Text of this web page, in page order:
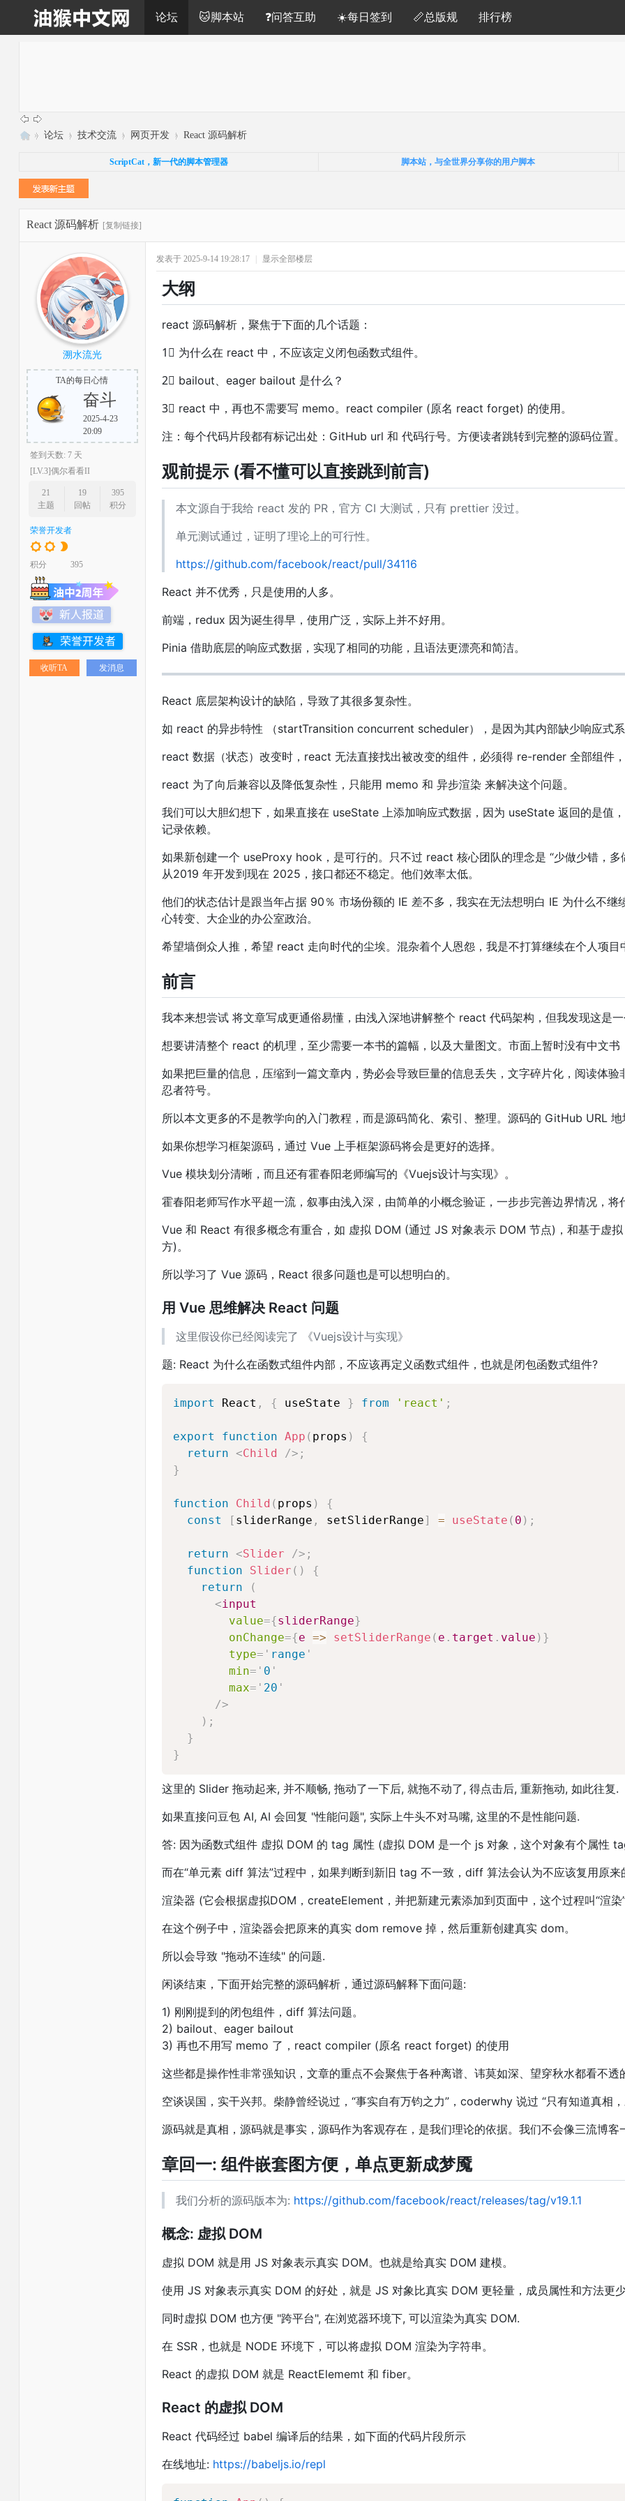
论坛 🐱脚本站 ❓问答互助 ☀️每日签到 📏总版规 排行榜
中
» 论坛 › 技术交流 › 网页开发 › React 源码解析
ScriptCat，新一代的脚本管理器 脚本站，与全世界分享你的用户脚本
React 源码解析 [复制链接]
溯水流光
TA的每日心情
奋斗
2025-4-23
20:09
签到天数: 7 天
[LV.3]偶尔看看II
21
主题
19
回帖
395
积分
荣誉开发者
积分 395
收听TA 发消息
发表于 2025-9-14 19:28:17 显示全部楼层
大纲
react 源码解析，聚焦于下面的几个话题：
1⃣️ 为什么在 react 中，不应该定义闭包函数式组件。
2⃣️ bailout、eager bailout 是什么？
3⃣️ react 中，再也不需要写 memo。react compiler (原名 react forget) 的使用。
注：每个代码片段都有标记出处：GitHub url 和 代码行号。方便读者跳转到完整的源码位置。
观前提示 (看不懂可以直接跳到前言)
本文源自于我给 react 发的 PR，官方 CI 大测试，只有 prettier 没过。
单元测试通过，证明了理论上的可行性。
https://github.com/facebook/react/pull/34116
React 并不优秀，只是使用的人多。
前端，redux 因为诞生得早，使用广泛，实际上并不好用。
Pinia 借助底层的响应式数据，实现了相同的功能，且语法更漂亮和简洁。
React 底层架构设计的缺陷，导致了其很多复杂性。
如 react 的异步特性 （startTransition concurrent scheduler），是因为其内部缺少响应式
react 数据（状态）改变时，react 无法直接找出被改变的组件，必须得 re-render 全部组件
react 为了向后兼容以及降低复杂性，只能用 memo 和 异步渲染 来解决这个问题。
我们可以大胆幻想下，如果直接在 useState 上添加响应式数据，因为 useState 返回的是
记录依赖。
如果新创建一个 useProxy hook，是可行的。只不过 react 核心团队的理念是 “少做少错，
从2019 年开发到现在 2025，接口都还不稳定。他们效率太低。
他们的状态估计是跟当年占据 90％ 市场份额的 IE 差不多，我实在无法想明白 IE 为什么不
心转变、大企业的办公室政治。
希望墙倒众人推，希望 react 走向时代的尘埃。混杂着个人恩怨，我是不打算继续在个人项
前言
我本来想尝试 将文章写成更通俗易懂，由浅入深地讲解整个 react 代码架构，但我发现这是
想要讲清整个 react 的机理，至少需要一本书的篇幅，以及大量图文。市面上暂时没有中文书
如果把巨量的信息，压缩到一篇文章内，势必会导致巨量的信息丢失，文字碎片化，阅读体
忍者符号。
所以本文更多的不是教学向的入门教程，而是源码简化、索引、整理。源码的 GitHub URL
如果你想学习框架源码，通过 Vue 上手框架源码将会是更好的选择。
Vue 模块划分清晰，而且还有霍春阳老师编写的《Vuejs设计与实现》。
霍春阳老师写作水平超一流，叙事由浅入深，由简单的小概念验证，一步步完善边界情况，将
Vue 和 React 有很多概念有重合，如 虚拟 DOM (通过 JS 对象表示 DOM 节点)，和基于虚
方)。
所以学习了 Vue 源码，React 很多问题也是可以想明白的。
用 Vue 思维解决 React 问题
这里假设你已经阅读完了 《Vuejs设计与实现》
题: React 为什么在函数式组件内部，不应该再定义函数式组件，也就是闭包函数式组件?
import React , { useState } from 'react' ;
export function App ( props )
{
return
<Child /> ;
}
function Child ( props )
{
const
[ sliderRange , setSliderRange] = useState ( 0 ) ;
return <Slider /> ;
function
Slider ( )
{
return
(
<input
value={sliderRange}
onChange={e => setSliderRange ( e . target . value ) }
type= ' range '
min= ' 0 '
max= ' 20 '
/>
) ;
}
}
这里的 Slider 拖动起来, 并不顺畅, 拖动了一下后, 就拖不动了, 得点击后, 重新拖动, 如此往复.
如果直接问豆包 AI, AI 会回复 "性能问题", 实际上牛头不对马嘴, 这里的不是性能问题.
答: 因为函数式组件 虚拟 DOM 的 tag 属性 (虚拟 DOM 是一个 js 对象，这个对象有个属性
而在“单元素 diff 算法”过程中，如果判断到新旧 tag 不一致，diff 算法会认为不应该复用原
渲染器 (它会根据虚拟DOM，createElement，并把新建元素添加到页面中，这个过程叫“渲
在这个例子中，渲染器会把原来的真实 dom remove 掉，然后重新创建真实 dom。
所以会导致 "拖动不连续" 的问题.
闲谈结束，下面开始完整的源码解析，通过源码解释下面问题:
1) 刚刚提到的闭包组件，diff 算法问题。
2) bailout、eager bailout
3) 再也不用写 memo 了，react compiler (原名 react forget) 的使用
这些都是操作性非常强知识，文章的重点不会聚焦于各种离谱、讳莫如深、望穿秋水都看不
空谈误国，实干兴邦。柴静曾经说过，“事实自有万钧之力”，coderwhy 说过 “只有知道真相
源码就是真相，源码就是事实，源码作为客观存在，是我们理论的依据。我们不会像三流博
章回一: 组件嵌套图方便，单点更新成梦魇
我们分析的源码版本为: https://github.com/facebook/react/releases/tag/v19.1.1
概念: 虚拟 DOM
虚拟 DOM 就是用 JS 对象表示真实 DOM。也就是给真实 DOM 建模。
使用 JS 对象表示真实 DOM 的好处，就是 JS 对象比真实 DOM 更轻量，成员属性和方法更
同时虚拟 DOM 也方便 "跨平台", 在浏览器环境下, 可以渲染为真实 DOM.
在 SSR，也就是 NODE 环境下，可以将虚拟 DOM 渲染为字符串。
React 的虚拟 DOM 就是 ReactElememt 和 fiber。
React 的虚拟 DOM
React 代码经过 babel 编译后的结果，如下面的代码片段所示
在线地址: https://babeljs.io/repl